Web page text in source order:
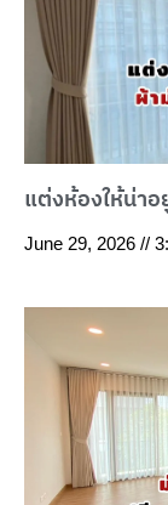
แต่งห้องให้น่า
June 29, 2026